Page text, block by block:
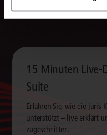
weiter als bislang.
15 Minuten Live-
Suite
Erfahren Sie, wie die juris
unterstützt – live erklärt
zugeschnitten.